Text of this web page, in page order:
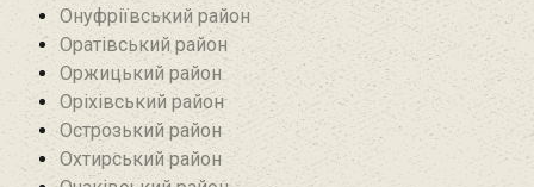
Онуфріївський район‎
Оратівський район
Оржицький район
Оріхівський район
Острозький район
Охтирський район